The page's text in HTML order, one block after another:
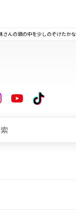
さんの頭の中を少しのぞけたかな